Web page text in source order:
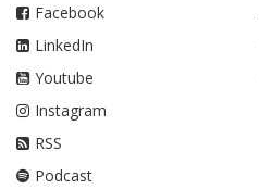
Facebook
LinkedIn
Youtube
Instagram
RSS
Podcast